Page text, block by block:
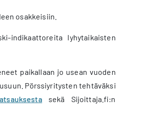
osakkeisiin.
indikaattoreita lyhytaikaisten
paikallaan jo usean vuoden
Pörssiyritysten tehtäväksi
sekä Sijoittaja.fi:n